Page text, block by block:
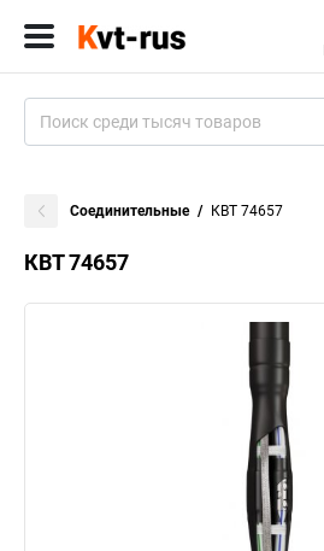
Соединительные КВТ 74657
КВТ 74657